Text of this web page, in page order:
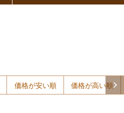
価格が安い順 価格が高い順